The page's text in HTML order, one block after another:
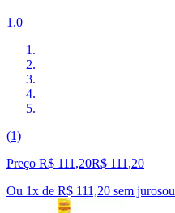
1.0
(1)
Preço R$ 111,20R$ 111 ,20
Ou 1x de R$ 111,20 sem jurosou